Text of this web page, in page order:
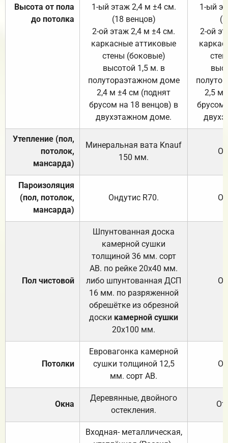
Высота от пола
до потолка
1-ый этаж 2,4 м ±4 см.
(18 венцов)
2-ой этаж 2,4 м ±4 см.
каркасные аттиковые
стены (боковые)
высотой 1,5 м. в
полутораэтажном доме
2,4 м ±4 см (поднят
брусом на 18 венцов) в
двухэтажном доме.
1-ый
2-ой
2,5 м
брусом
Утепление (пол,
потолок,
мансарда)
Минеральная вата Knauf
150 мм.
Пароизоляция
(пол, потолок,
мансарда)
Ондутис R70.
Пол чистовой
Шпунтованная доска
камерной сушки
толщиной 36 мм. сорт
АВ. по рейке 20х40 мм.
либо шпунтованная ДСП
16 мм. по разряженной
обрешётке из обрезной
доски камерной сушки
20х100 мм.
Потолки
Евровагонка камерной
сушки толщиной 12,5
мм. сорт АВ.
Окна
Деревянные, двойного
остекления.
Входная- металлическая,